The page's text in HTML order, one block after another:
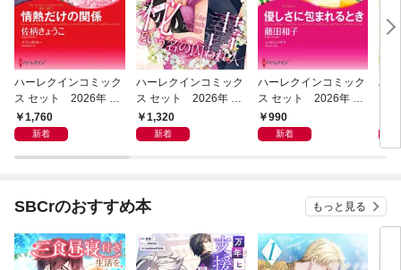
ハーレクインコミック
ス セット 2026年 vo
l.1082
1,760
新着
ハーレクインコミック
ス セット 2026年 vo
l.1019
1,320
新着
ハーレクインコミック
ス セット 2026年 vo
l.951
990
新着
ハ
SBCrのおすすめ本 もっと見る